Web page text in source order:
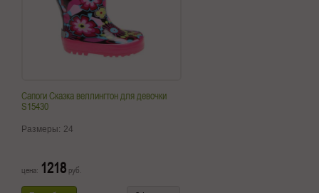
Сапоги Сказка веллингтон для девочки
S15430
Размеры: 24
цена: 1218 руб.